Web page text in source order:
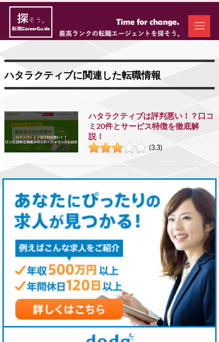
ハタラクティブに関連した転職情報
ハタラクティブは評判悪い！？口コ
ミ20件とサービス特徴を徹底解
説！
(3.3)